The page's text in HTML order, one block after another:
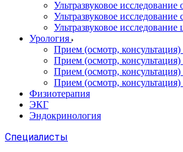
Ультразвуковое исследование
Ультразвуковое исследование
Ультразвуковое
Урология
Прием (осмотр,
Прием (осмотр,
Прием (осмотр,
Прием (осмотр,
Физиотерапия
ЭКГ
Эндокринология
Специалисты